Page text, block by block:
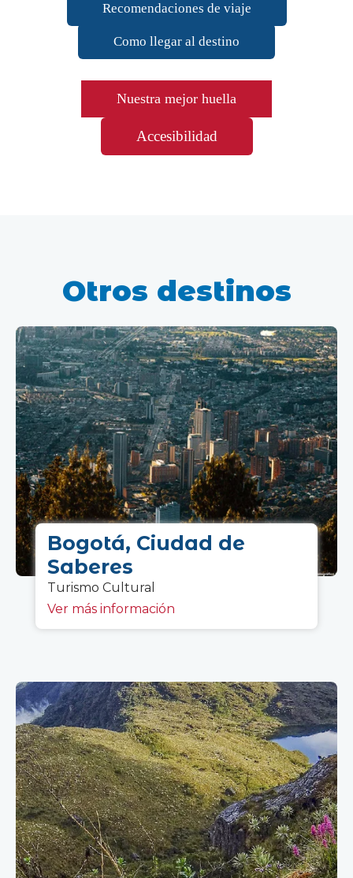
Recomendaciones de viaje
Como llegar al destino
Nuestra mejor huella
Accesibilidad
Otros destinos
Bogotá, Ciudad de
Saberes
Turismo Cultural
Ver más información